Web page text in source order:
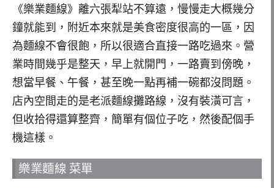
《樂業麵線》離六張犁站不算遠，慢慢走大概幾分
鐘就能到，附近本來就是美食密度很高的一區，因
為麵線不會很飽，所以很適合直接一路吃過來。營
業時間幾乎是整天，早上就開門，一路賣到傍晚，
想當早餐、午餐，甚至晚一點再補一碗都沒問題。
店內空間走的是老派麵線攤路線，沒有裝潢可言，
但收拾得還算整齊，簡單有個位子吃，然後配個手
機這樣。
樂業麵線 菜單